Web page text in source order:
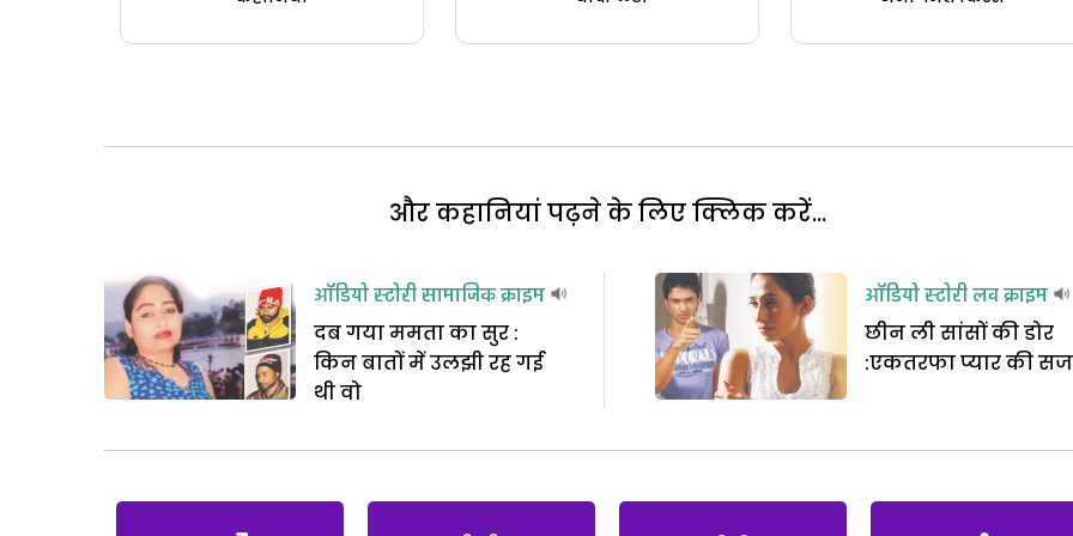
और कहानियां पढ़ने के लिए क्लिक करें...
ऑडियो स्टोरीसामाजिक क्राइम
दब गया ममता का सुर :
किन बातों में उलझी रह गई
थी वो
ऑडियो स्टोरीलव क्राइम
छीन ली सांसों की डोर
:एकतरफा प्यार की